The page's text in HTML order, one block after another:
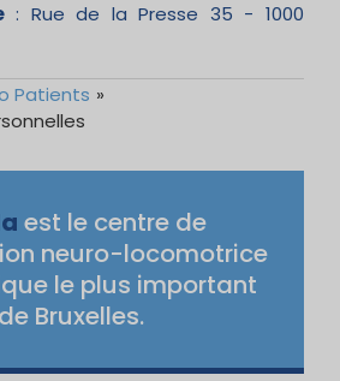
: Rue de la Presse 35 - 1000
Patients »
est le centre de
neuro-locomotrice
le plus important
de Bruxelles.